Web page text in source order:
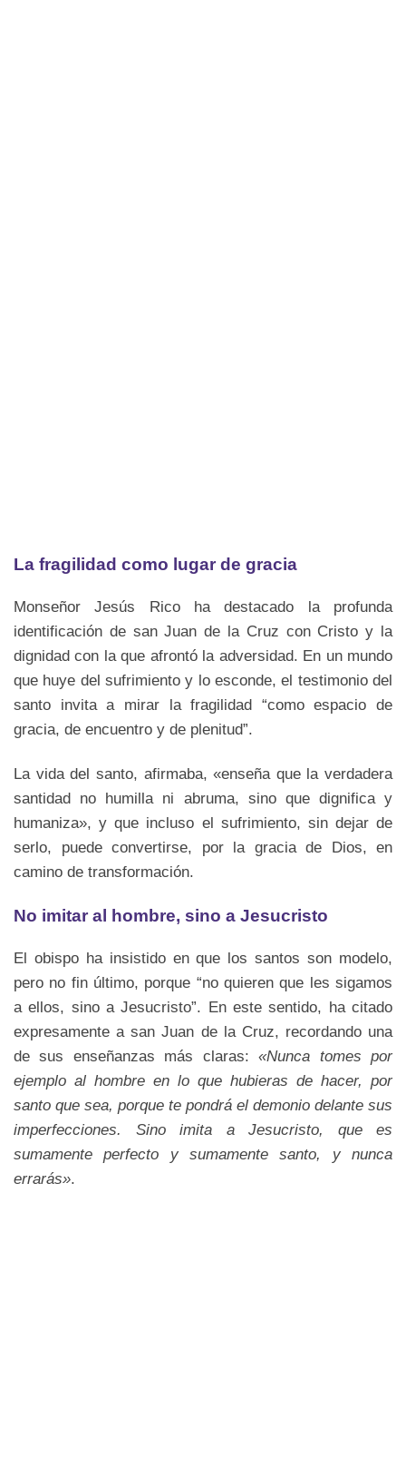
La fragilidad como lugar de gracia
Monseñor Jesús Rico ha destacado la profunda
identificación de san Juan de la Cruz con Cristo y la
dignidad con la que afrontó la adversidad. En un mundo
que huye del sufrimiento y lo esconde, el testimonio del
santo invita a mirar la fragilidad “como espacio de
gracia, de encuentro y de plenitud”.
La vida del santo, afirmaba, «enseña que la verdadera
santidad no humilla ni abruma, sino que dignifica y
humaniza», y que incluso el sufrimiento, sin dejar de
serlo, puede convertirse, por la gracia de Dios, en
camino de transformación.
No imitar al hombre, sino a Jesucristo
El obispo ha insistido en que los santos son modelo,
pero no fin último, porque “no quieren que les sigamos
a ellos, sino a Jesucristo”. En este sentido, ha citado
expresamente a san Juan de la Cruz, recordando una
de sus enseñanzas más claras:«Nunca tomes por
ejemplo al hombre en lo que hubieras de hacer, por
santo que sea, porque te pondrá el demonio delante sus
imperfecciones. Sino imita a Jesucristo, que es
sumamente perfecto y sumamente santo, y nunca
errarás».